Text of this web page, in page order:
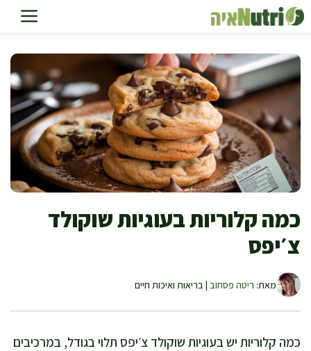
לדלג
לתוכן
כמה קלוריות בעוגיות שוקולד
צ׳יפס
מאת: ריטה פסחוב | בריאות ואיכות חיים
כמה קלוריות יש בעוגיות שוקולד צ׳יפס תלוי בגודל, במרכיבים